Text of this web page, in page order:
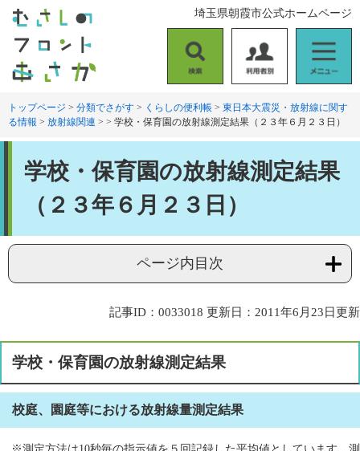
す
。
し
て
索
用
者
別
ニ
ュ
ー
埼玉県朝霞市公式ホームページ
トップページ > 分類でさがす > くらしの便利帳 > 東日本大震災・放射線に関す
る情報 > 放射線関連 > > 学校・保育園の放射線測定結果（２３年６月２３日）
学校・保育園の放射線測定結果
（２３年６月２３日）
ページ内目次
記事ID：0033018 更新日：2011年6月23日更新
学校・保育園の放射線測定結果
校庭、園庭等における放射線量測定結果